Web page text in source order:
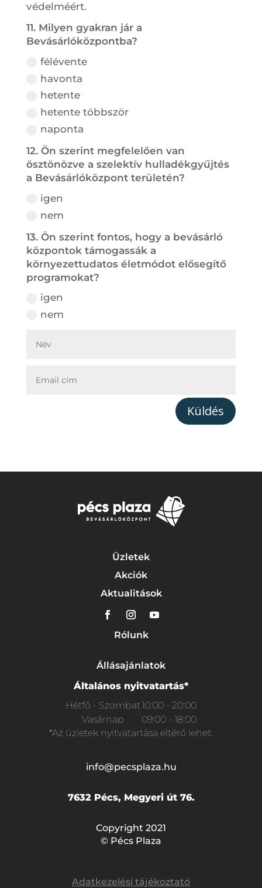
védelméért.
11. Milyen gyakran jár a
Bevásárlóközpontba?
félévente
havonta
hetente
hetente többször
naponta
12. Ön szerint megfelelően van
ösztönözve a szelektív hulladékgyűjtés
a Bevásárlóközpont területén?
igen
nem
13. Ön szerint fontos, hogy a bevásárló
központok támogassák a
környezettudatos életmódot elősegítő
programokat?
igen
nem
Küldés
Üzletek
Akciók
Aktualitások
Rólunk
Állásajánlatok
Általános nyitvatartás*
Hétfő - Szombat10:00 - 20:00
Vasárnap
09:00 - 18:00
*Az üzletek nyitvatartása eltérő lehet.
info@pecsplaza.hu
7632 Pécs, Megyeri út 76.
Copyright 2021
© Pécs Plaza
Adatkezelési tájékoztató